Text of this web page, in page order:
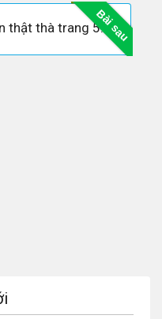
Bài sau
Chính tả: Người viết truyện thật thà trang 56 SGK Tiếng Việt 4 tập 1